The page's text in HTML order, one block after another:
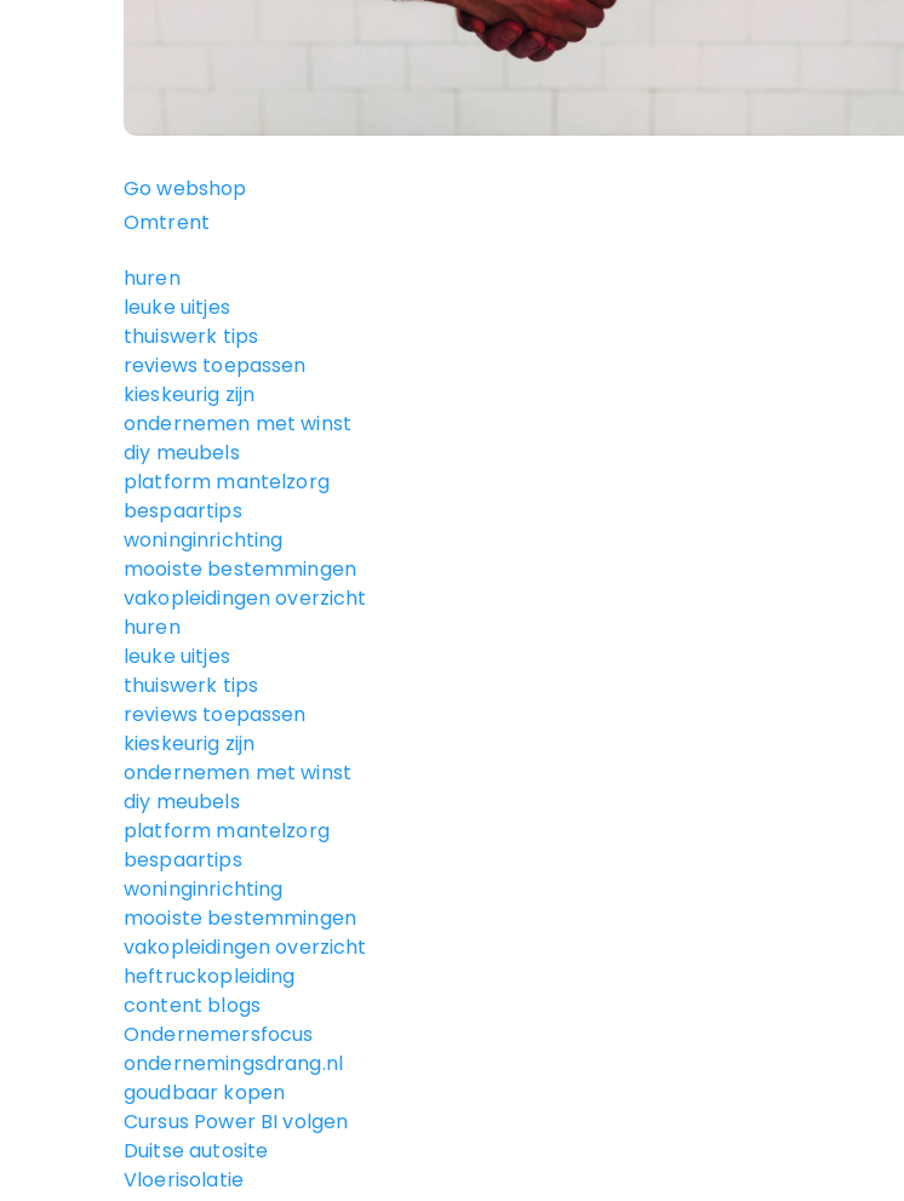
Go webshop
Omtrent
huren
leuke uitjes
thuiswerk tips
reviews toepassen
kieskeurig zijn
ondernemen met winst
diy meubels
platform mantelzorg
bespaartips
woninginrichting
mooiste bestemmingen
vakopleidingen overzicht
huren
leuke uitjes
thuiswerk tips
reviews toepassen
kieskeurig zijn
ondernemen met winst
diy meubels
platform mantelzorg
bespaartips
woninginrichting
mooiste bestemmingen
vakopleidingen overzicht
heftruckopleiding
content blogs
Ondernemersfocus
ondernemingsdrang.nl
goudbaar kopen
Cursus Power BI volgen
Duitse autosite
Vloerisolatie